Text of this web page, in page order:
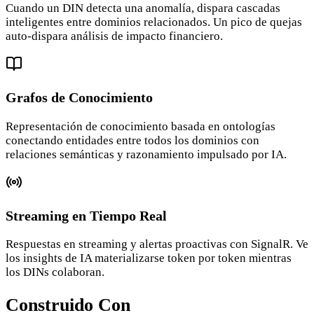
Cuando un DIN detecta una anomalía, dispara cascadas
inteligentes entre dominios relacionados. Un pico de quejas
auto-dispara análisis de impacto financiero.
Grafos de Conocimiento
Representación de conocimiento basada en ontologías
conectando entidades entre todos los dominios con
relaciones semánticas y razonamiento impulsado por IA.
Streaming en Tiempo Real
Respuestas en streaming y alertas proactivas con SignalR. Ve
los insights de IA materializarse token por token mientras
los DINs colaboran.
Construido Con